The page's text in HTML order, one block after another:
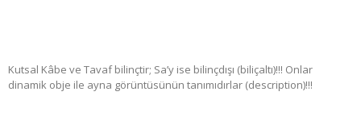
Kutsal Kâbe ve Tavaf bilinçtir; Sa’y ise bilinçdışı (biliçaltı)!!! Onlar
dinamik obje ile ayna görüntüsünün tanımıdırlar (description)!!!